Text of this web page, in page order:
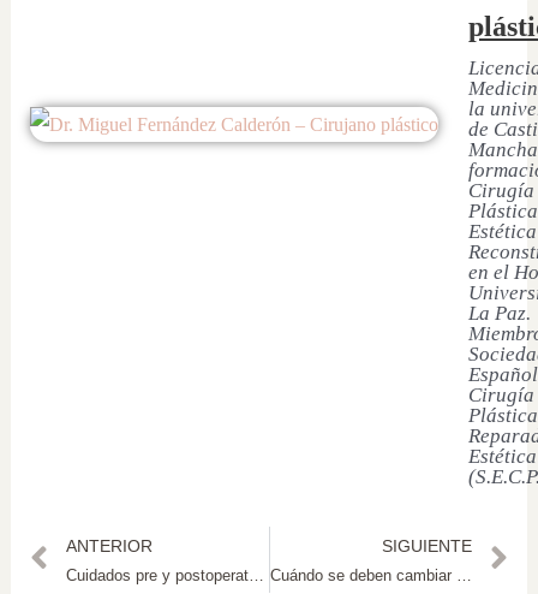
la
de
Cirugía
en el
La Paz.
Cirugía
Estética
ANTERIOR
Cuidados pre y postoperatorios de la mentoplastia
SIGUIENTE